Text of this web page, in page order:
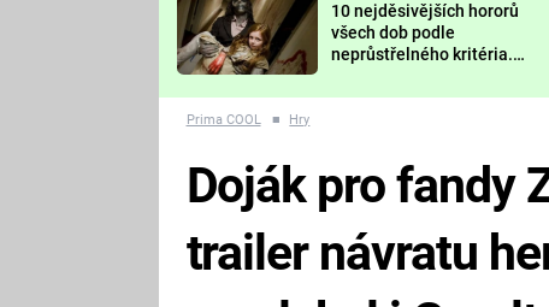
FUTURAMA
10 nejděsivějších hororů
všech dob podle
neprůstřelného kritéria.
nejvíc zvednou tep?
Prima COOL ■ Hry
Doják pro fandy
trailer návratu